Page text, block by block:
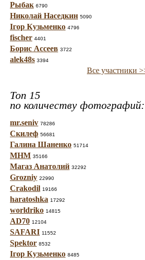
Рыбак 6790
Николай Наседкин 5090
Ігор Кузьменко 4796
fischer 4401
Борис Ассеев 3722
alek48s 3394
Все участники
Топ 15
по количеству фотографий:
mr.seniv 78286
Скилеф 56681
Галина Шаненко 51714
МНМ 35166
Магаз Анатолий 32292
Grozniy 22990
Crakodil 19166
haratoshka 17292
worldriko 14815
AD70 12104
SAFARI 11552
Spektor 8532
Ігор Кузьменко 8485